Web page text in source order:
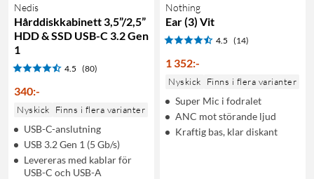
Nedis
Hårddiskkabinett 3,5”/2,5”
HDD & SSD USB-C 3.2 Gen
1
4.5 (80)
340:-
Nyskick Finns i flera varianter
USB-C-anslutning
USB 3.2 Gen 1 (5 Gb/s)
Levereras med kablar för
USB-C och USB-A
Nothing
Ear (3) Vit
4.5 (14)
1 352:-
Nyskick Finns i flera varianter
Super Mic i fodralet
ANC mot störande ljud
Kraftig bas, klar diskant